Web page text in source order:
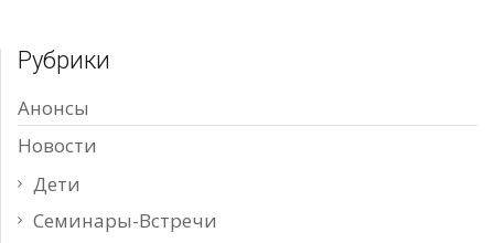
Рубрики
Анонсы
Новости
Дети
Семинары-Встречи